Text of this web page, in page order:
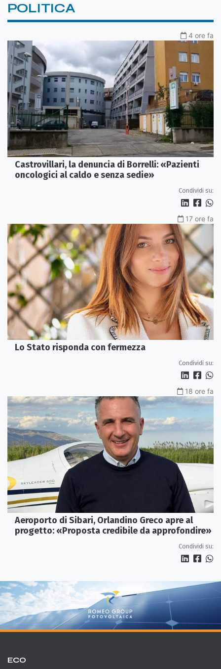
POLITICA
4 ore fa
Castrovillari, la denuncia di Borrelli: «Pazienti
oncologici al caldo e senza sedie»
Condividi su:
17 ore fa
Lo Stato risponda con fermezza
Condividi su:
18 ore fa
Aeroporto di Sibari, Orlandino Greco apre al
progetto: «Proposta credibile da approfondire»
Condividi su:
ECO